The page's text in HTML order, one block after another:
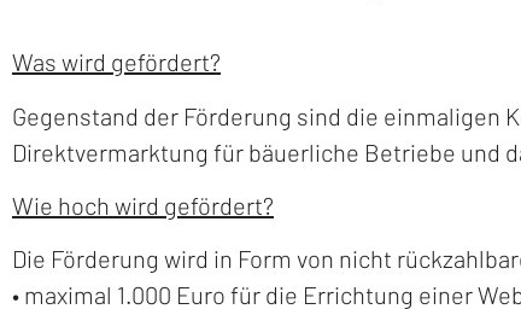
Was wird gefördert?
Gegenstand der Förderung sind die einmaligen
Direktvermarktung für bäuerliche Betriebe und
Wie hoch wird gefördert?
Die Förderung wird in Form von nicht
• maximal 1.000 Euro für die Errichtung einer